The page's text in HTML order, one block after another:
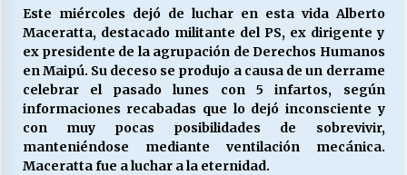
LABORAL:
13/07/2026
Escuela hospitalaria El Carmen de Maipu.
25/06/2026
¿Qué habrían dicho?
Este miércoles dejó de luchar en esta vida Alberto
Maceratta, destacado militante del PS, ex dirigente y
ex presidente de la agrupación de Derechos Humanos
en Maipú. Su deceso se produjo a causa de un derrame
celebrar el pasado lunes con 5 infartos, según
informaciones recabadas que lo dejó inconsciente y
con muy pocas posibilidades de sobrevivir,
manteniéndose mediante ventilación mecánica.
Maceratta fue a luchar a la eternidad.